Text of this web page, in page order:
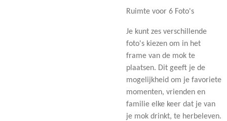
Ruimte voor 6 Foto's
Je kunt zes verschillende
foto's kiezen om in het
frame van de mok te
plaatsen. Dit geeft je de
mogelijkheid om je favoriete
momenten, vrienden en
familie elke keer dat je van
je mok drinkt, te herbeleven.